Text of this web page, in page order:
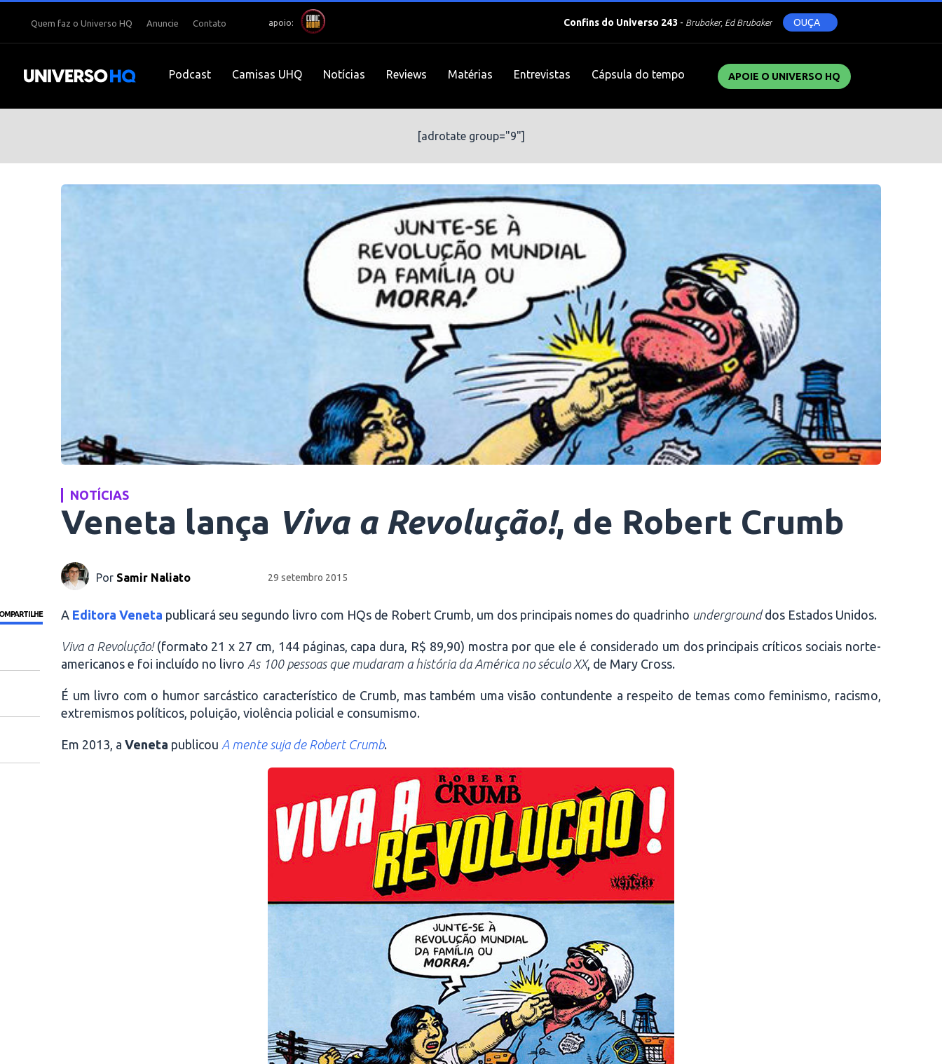
Quem faz o Universo HQ Anuncie Contato apoio: Confins do Universo 243 - Brubaker, Ed Brubaker OUÇA
Podcast Camisas UHQ Notícias Reviews Matérias Entrevistas Cápsula do tempo APOIE O UNIVERSO HQ
[adrotate group="9"]
NOTÍCIAS
Veneta lança Viva a Revolução!, de Robert Crumb
Por Samir Naliato 29 setembro 2015
A Editora Veneta publicará seu segundo livro com HQs de Robert Crumb, um dos principais nomes do quadrinho undergrounddos Estados Unidos.
Viva a Revolução!(formato 21 x 27 cm, 144 páginas, capa dura, R$ 89,90) mostra por que ele é considerado um dos principais críticos sociais norte-
americanos e foi incluído no livro As 100 pessoas que mudaram a história da América no século XX, de Mary Cross.
É um livro com o humor sarcástico característico de Crumb, mas também uma visão contundente a respeito de temas como feminismo, racismo,
extremismos políticos, poluição, violência policial e consumismo.
Em 2013, a Veneta publicou A mente suja de Robert Crumb.